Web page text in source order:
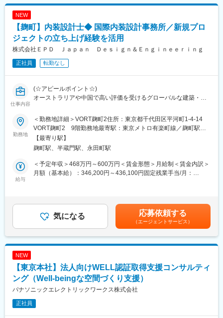
変更の範囲：会社の定める業務
体を提案するお仕事です。
・案件情報をベースにお客様へアプローチし、ヒヤリング。社内/
外スタッフと打合せし、見積作成⇒提案⇒契約という流れになり
・既存顧客へのフォロー及び水平展開からの販路拡大。
ン6名、CM6名からなる総勢20名
若手が半数以上を占め、かつベテランとの垣根がなく、楽しく明
ォロー致しますのでご安心下さい。お客様ごとにご要望が違いま
すので、何年経っても毎回新鮮な気持ちで仕事に取り組めます。
非常に遣り甲斐があり、達成感を感じれます。
同社は創業から50年以上続き老舗商社で例年売上を堅調に伸ばし
ております。成長を続けられる秘訣としてはアスクルNo.1代理店
変更の範囲：会社の定める業務
NEW
【麹町】内装設計士◆ 国際内装設計事務所／新規プロ
ジェクトの立ち上げ経験を活用
株式会社ＥＰＤ Ｊａｐａｎ Ｄｅｓｉｇｎ＆Ｅｎｇｉｎｅｅｒｉｎｇ
正社員 転勤なし
仕事内容
(☆アピールポイント☆)
オーストラリアや中国で高い評価を受けるグローバルな建築・内
力です。日本での新規プロジェクトが急増中につき、裁量を持っ
てデザイン及び設計を牽引できる方を募集しています！
【主な仕事内容】
1. 企画・コンセプト設計
デザインコンセプトや空間構成ゾーニング、動線計画など）の立
案やアイデア出し
展開図・天伏図・照明計画図（実施設計）、平面図・パース図
（基本設計）などの図面作成業務を担当。
特に、実施設計図（展開図・天伏図・照明計画図）を正確かつ効
カーテン・照明器具などのコーディネートを担当。
その他：クライアントとの打ち合わせ、見積・予算の調整、施工
勤務地
＜勤務地詳細＞VORT麹町2住所：東京都千代田区平河町1-4-14
VORT麹町2 9階勤務地最寄駅：東京メトロ有楽町線／麹町駅受
動喫煙対策：屋内全面禁煙変更の範囲：会社の定める事業所
【最寄り駅】
麹町駅、半蔵門駅、永田町駅
給与
＜予定年収＞468万円～600万円＜賃金形態＞月給制＜賃金内訳＞
月額（基本給）：346,200円～436,100円固定残業手当/月：
給 年１回・賞与 年１回賃金はあくまでも目安の金額であり、
選考を通じて上下する可能性があります。月給(月額)は固定手当を
含めた表記です。
気になる 応募依頼する
（エージェントサービス）
NEW
【東京本社】法人向けWELL認証取得支援コンサルティ
ング（Well-beingな空間づくり支援）
パナソニックエレクトリックワークス株式会社
正社員